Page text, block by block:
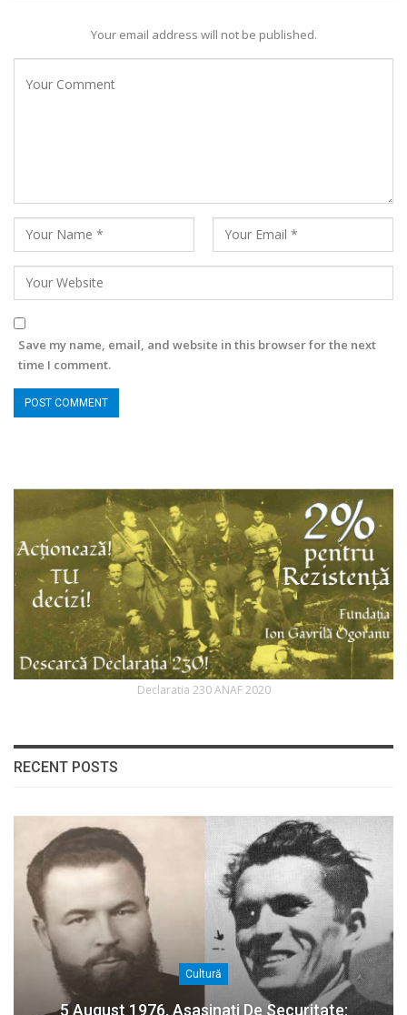
Your email address will not be published.
Save my name, email, and website in this browser for the next
time I comment.
Declaratia 230 ANAF 2020
RECENT POSTS
Cultură
5 August 1976. Asasinați De Securitate: